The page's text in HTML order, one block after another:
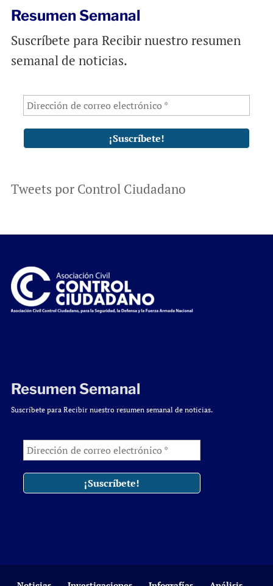
Resumen Semanal
Suscríbete para Recibir nuestro resumen
semanal de noticias.
Tweets por Control Ciudadano
Resumen Semanal
Suscríbete para Recibir nuestro resumen semanal de noticias.